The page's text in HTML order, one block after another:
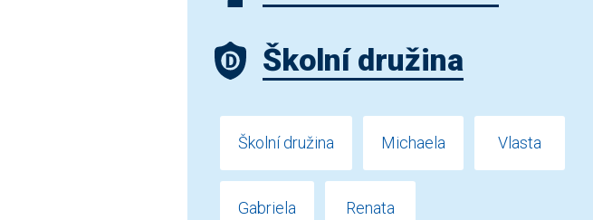
Školní družina
Školní družina Michaela Vlasta
Gabriela Renata